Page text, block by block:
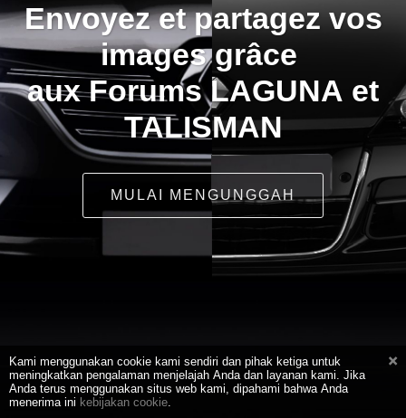
Envoyez et partagez vos
images grâce
aux Forums LAGUNA et
TALISMAN
MULAI MENGUNGGAH
Kami menggunakan cookie kami sendiri dan pihak ketiga untuk
meningkatkan pengalaman menjelajah Anda dan layanan kami. Jika
Anda terus menggunakan situs web kami, dipahami bahwa Anda
menerima ini kebijakan cookie.